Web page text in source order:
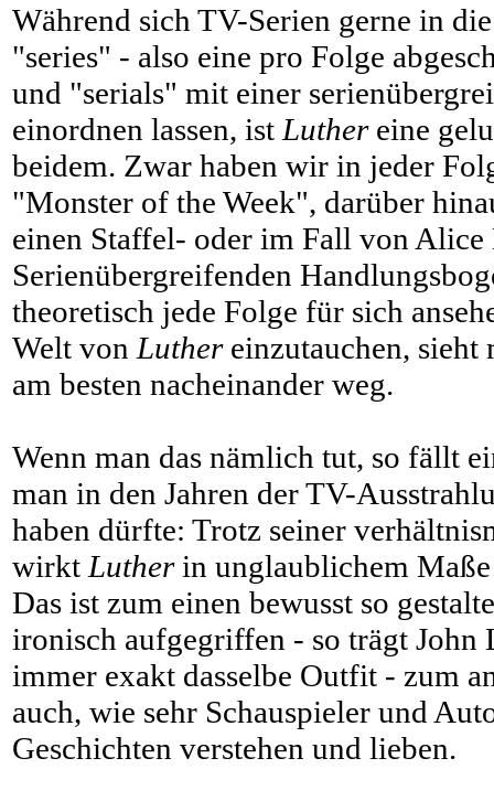
Während sich TV-Serien gerne in
"series" - also eine pro Folge
und "serials" mit einer
einordnen lassen, ist Luthereine
beidem. Zwar haben wir in jeder
"Monster of the Week", darüber
einen Staffel- oder im Fall von Alice
Serienübergreifenden
theoretisch jede Folge für sich
Welt von Luthereinzutauchen, sieht
am besten nacheinander weg.
Wenn man das nämlich tut, so fällt
man in den Jahren der TV-
haben dürfte: Trotz seiner
wirkt Lutherin unglaublichem Maße
Das ist zum einen bewusst so
ironisch aufgegriffen - so trägt John
immer exakt dasselbe Outfit - zum
auch, wie sehr Schauspieler und
Geschichten verstehen und lieben.